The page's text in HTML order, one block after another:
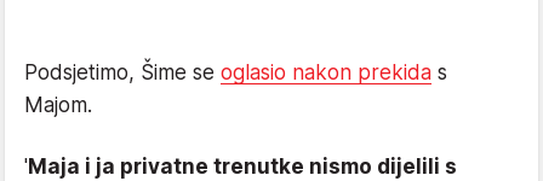
Podsjetimo, Šime se oglasio nakon prekida s
Majom.
'Maja i ja privatne trenutke nismo dijelili s